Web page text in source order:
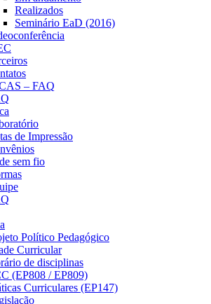
Realizados
Seminário EaD (2016)
– FAQ
de Impressão
sem fio
Político Pedagógico
Curricular
de disciplinas
(EP808 / EP809)
Curriculares (EP147)